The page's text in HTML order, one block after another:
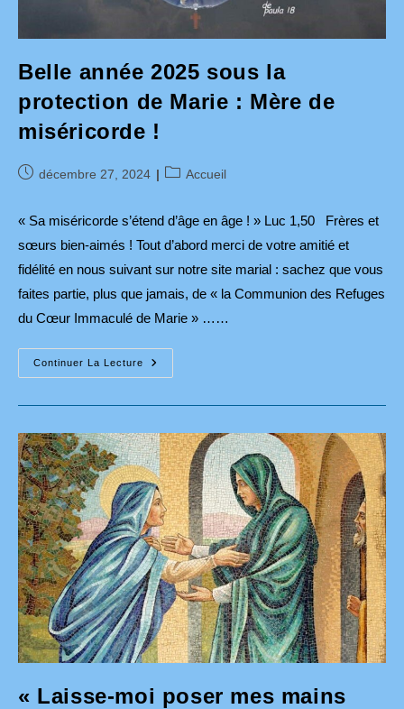
Belle année 2025 sous la
protection de Marie : Mère de
miséricorde !
Publication
décembre 27, 2024
PostAccueil
« Sa miséricorde s’étend d’âge en âge ! » Luc 1,50 Frères et
sœurs bien-aimés ! Tout d’abord merci de votre amitié et
fidélité en nous suivant sur notre site marial : sachez que vous
faites partie, plus que jamais, de « la Communion des Refuges
du Cœur Immaculé de Marie » ……
Continuer La Lecture
Belle
Année
De
Marie
:
Mère
De
Miséricorde
!
« Laisse-moi poser mes mains